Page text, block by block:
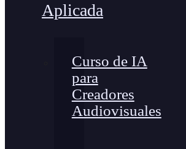
Aplicada
Curso de IA
para
Creadores
Audiovisuales